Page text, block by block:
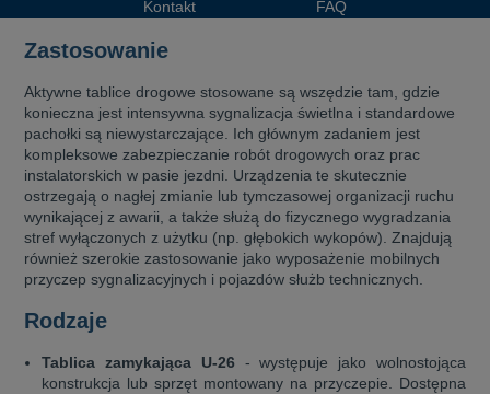
Kontakt
FAQ
Zastosowanie
Aktywne tablice drogowe stosowane są wszędzie tam, gdzie
konieczna jest intensywna sygnalizacja świetlna i standardowe
pachołki są niewystarczające. Ich głównym zadaniem jest
kompleksowe zabezpieczanie robót drogowych oraz prac
instalatorskich w pasie jezdni. Urządzenia te skutecznie
ostrzegają o nagłej zmianie lub tymczasowej organizacji ruchu
wynikającej z awarii, a także służą do fizycznego wygradzania
stref wyłączonych z użytku (np. głębokich wykopów). Znajdują
również szerokie zastosowanie jako wyposażenie mobilnych
przyczep sygnalizacyjnych i pojazdów służb technicznych.
Rodzaje
Tablica zamykająca U-26 - występuje jako wolnostojąca
konstrukcja lub sprzęt montowany na przyczepie. Dostępna